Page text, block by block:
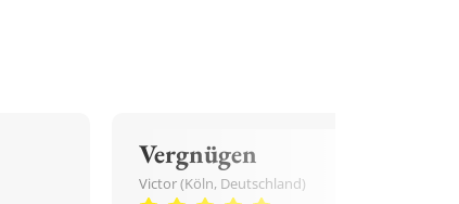
Vergnügen
Victor (Köln, Deutschland)